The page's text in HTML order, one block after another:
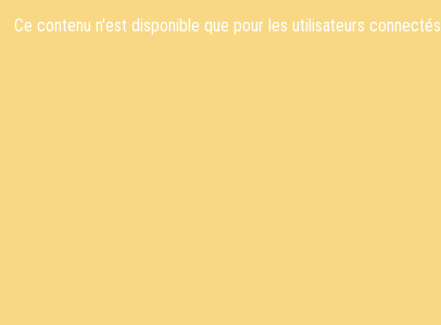
Ce contenu n'est disponible que pour les utilisateurs connectés